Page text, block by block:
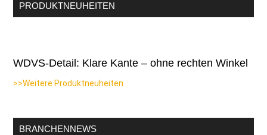
PRODUKTNEUHEITEN
WDVS-Detail: Klare Kante – ohne rechten Winkel
>>Weitere Produktneuheiten
BRANCHENNEWS